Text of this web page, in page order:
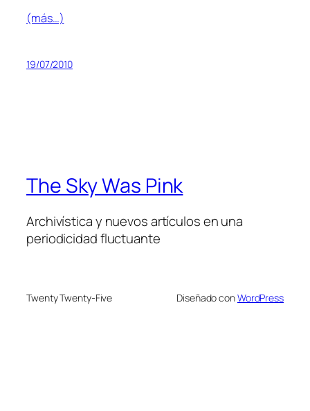
(más…)
19/07/2010
The Sky Was Pink
Archivística y nuevos artículos en una
periodicidad fluctuante
Twenty Twenty-Five Diseñado conWordPress